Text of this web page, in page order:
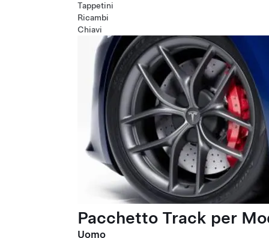
Tappetini
Ricambi
Chiavi
Pacchetto Track per
Uomo